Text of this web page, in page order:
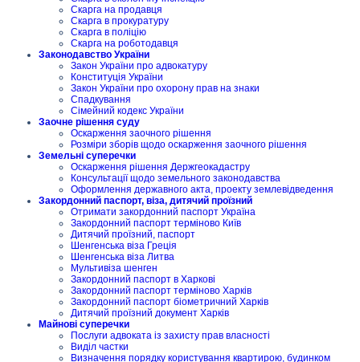
Скарга на продавця
Скарга в прокуратуру
Скарга в поліцію
Скарга на роботодавця
Законодавство України
Закон України про адвокатуру
Конституція України
Закон України про охорону прав на знаки
Спадкування
Сімейний кодекс України
Заочне рішення суду
Оскарження заочного рішення
Розміри зборів щодо оскарження заочного рішення
Земельні суперечки
Оскарження рішення Держгеокадастру
Консультації щодо земельного законодавства
Оформлення державного акта, проекту землевідведення
Закордонний паспорт, віза, дитячий проїзний
Отримати закордонний паспорт Україна
Закордонний паспорт терміново Київ
Дитячий проїзний, паспорт
Шенгенська віза Греція
Шенгенська віза Литва
Мультивіза шенген
Закордонний паспорт в Харкові
Закордонний паспорт терміново Харків
Закордонний паспорт біометричний Харків
Дитячий проїзний документ Харків
Майнові суперечки
Послуги адвоката із захисту прав власності
Виділ частки
Визначення порядку користування квартирою, будинком